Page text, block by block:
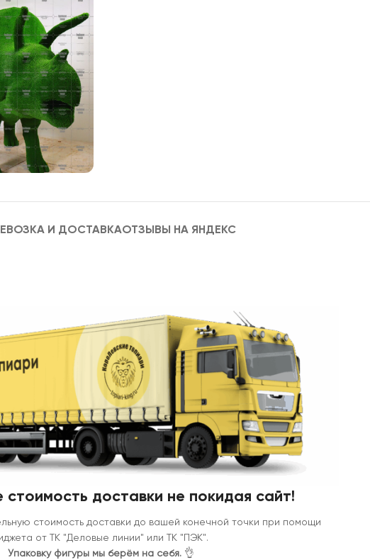
И ДОСТАВКАОТЗЫВЫ НА ЯНДЕКС
стоимость доставки не покидая сайт!
стоимость доставки до вашей конечной точки при помощи
от ТК "Деловые линии" или ТК "ПЭК".
Упаковку фигуры мы берём на себя.👌